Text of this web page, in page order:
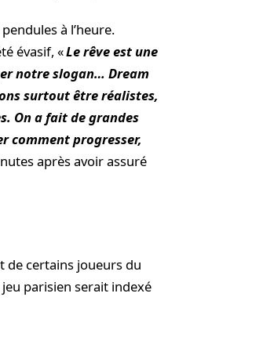
à l’heure.
évasif, «Le rêve est une
notre slogan… Dream
surtout être réalistes,
On a fait de grandes
comment progresser,
après avoir assuré
de certains joueurs du
parisien serait indexé